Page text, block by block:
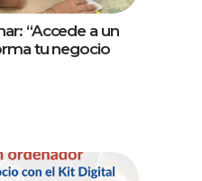
“Accede a un
tu negocio